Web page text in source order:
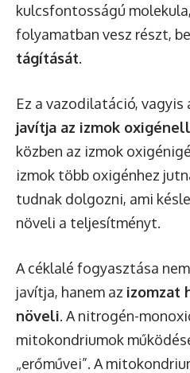
kulcsfontosságú
folyamatban vesz részt,
tágítását.
Ez a vazodilatáció, vagyis
javítja az izmok
közben az izmok
izmok több oxigénhez
tudnak dolgozni, ami
növeli a teljesítményt.
A céklalé fogyasztása
javítja, hanem az izomzat
növeli. A nitrogén-
mitokondriumok
„erőművei”. A